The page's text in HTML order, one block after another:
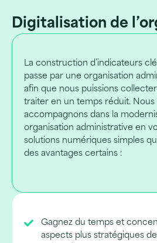
Digitalisation de
La construction d’indicateurs
passe par une organisation
afin que nous puissions
traiter en un temps réduit. Nous
accompagnons dans la
organisation administrative en
solutions numériques simples
des avantages certains :
Gagnez du temps et
aspects plus stratégiques